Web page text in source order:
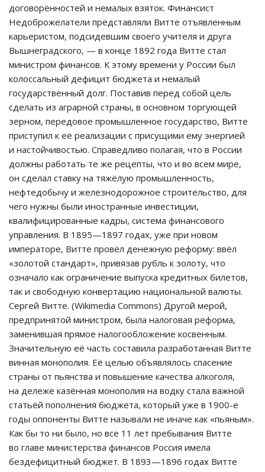
договорённостей и немалых взяток. Финансист
Недоброжелатели представляли Витте отъявленным
карьеристом, подсидевшим своего учителя и друга
Вышнеградского, — в конце 1892 года Витте стал
министром финансов. К этому времени у России был
колоссальный дефицит бюджета и немалый
государственный долг. Поставив перед собой цель
сделать из аграрной страны, в основном торгующей
зерном, передовое промышленное государство, Витте
приступил к её реализации с присущими ему энергией
и настойчивостью. Справедливо полагая, что в России
должны работать те же рецепты, что и во всем мире,
он сделал ставку на тяжёлую промышленность,
нефтедобычу и железнодорожное строительство, для
чего нужны были иностранные инвестиции,
квалифицированные кадры, система финансового
управления. В 1895—1897 годах, уже при новом
императоре, Витте провёл денежную реформу: ввёл
«золотой стандарт», привязав рубль к золоту, что
означало как ограничение выпуска кредитных билетов,
так и свободную конвертацию национальной валюты.
Сергей Витте. (Wikimedia Commons) Другой мерой,
предпринятой министром, была налоговая реформа,
заменившая прямое налогообложение косвенным.
Значительную её часть составила разработанная Витте
винная монополия. Её целью объявлялось спасение
страны от пьянства и повышение качества алкоголя,
на дележе казённая монополия на водку стала важной
статьёй пополнения бюджета, который уже в 1900-е
годы оппоненты Витте называли не иначе как «пьяным».
Как бы то ни было, но все 11 лет пребывания Витте
во главе министерства финансов Россия имела
бездефицитный бюджет. В 1893—1896 годах Витте